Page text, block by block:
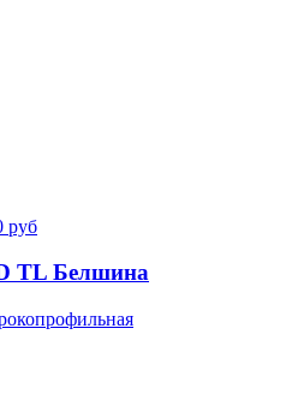
руб
TL Белшина